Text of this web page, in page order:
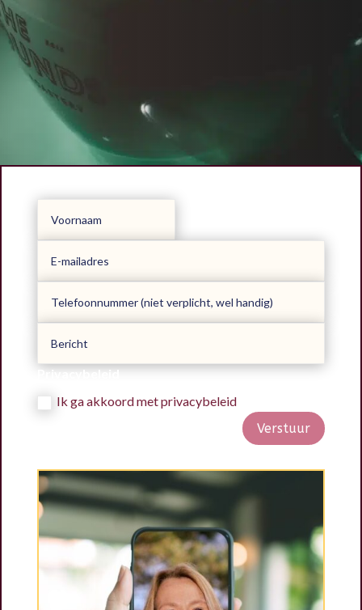
Privacybeleid
Ik ga akkoord met privacybeleid
Verstuur